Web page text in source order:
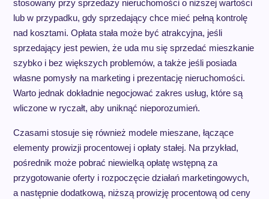
stosowany przy sprzedaży nieruchomości o niższej wartości
lub w przypadku, gdy sprzedający chce mieć pełną kontrolę
nad kosztami. Opłata stała może być atrakcyjna, jeśli
sprzedający jest pewien, że uda mu się sprzedać mieszkanie
szybko i bez większych problemów, a także jeśli posiada
własne pomysły na marketing i prezentację nieruchomości.
Warto jednak dokładnie negocjować zakres usług, które są
wliczone w ryczałt, aby uniknąć nieporozumień.
Czasami stosuje się również modele mieszane, łączące
elementy prowizji procentowej i opłaty stałej. Na przykład,
pośrednik może pobrać niewielką opłatę wstępną za
przygotowanie oferty i rozpoczęcie działań marketingowych,
a następnie dodatkową, niższą prowizję procentową od ceny